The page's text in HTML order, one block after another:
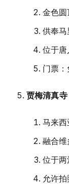
金色
供奉
位于
门票
贾梅清真
马来
融合
位于
允许